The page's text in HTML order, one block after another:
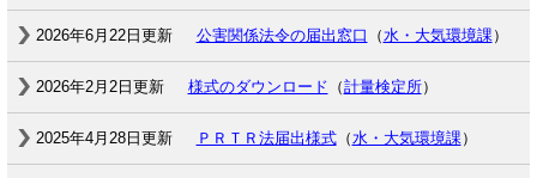
2026年6月22日更新 公害関係法令の届出窓口 （水・大気環境課 ）
2026年2月2日更新 様式のダウンロード （計量検定所）
2025年4月28日更新 ＰＲＴＲ法届出様式（水・大気環境課 ）